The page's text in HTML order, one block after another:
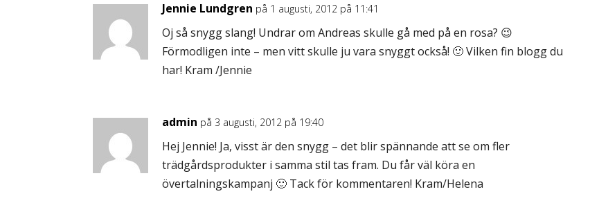
Jennie Lundgren på 1 augusti, 2012 på 11:41
Oj så snygg slang! Undrar om Andreas skulle gå med på en rosa? 😉
Förmodligen inte – men vitt skulle ju vara snyggt också! 🙂 Vilken fin blogg du
har! Kram /Jennie
admin på 3 augusti, 2012 på 19:40
Hej Jennie! Ja, visst är den snygg – det blir spännande att se om fler
trädgårdsprodukter i samma stil tas fram. Du får väl köra en
övertalningskampanj 🙂 Tack för kommentaren! Kram/Helena